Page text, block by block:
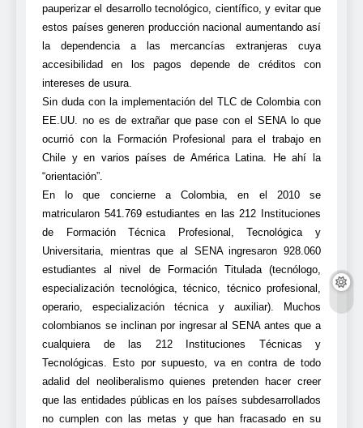
pauperizar el desarrollo tecnológico, científico, y evitar que
estos países generen producción nacional aumentando así
la dependencia a las mercancías extranjeras cuya
accesibilidad en los pagos depende de créditos con
intereses de usura.
Sin duda con la implementación del TLC de Colombia con
EE.UU. no es de extrañar que pase con el SENA lo que
ocurrió con la Formación Profesional para el trabajo en
Chile y en varios países de América Latina. He ahí la
“orientación”.
En lo que concierne a Colombia, en el 2010 se
matricularon 541.769 estudiantes en las 212 Instituciones
de Formación Técnica Profesional, Tecnológica y
Universitaria, mientras que al SENA ingresaron 928.060
estudiantes al nivel de Formación Titulada (tecnólogo,
especialización tecnológica, técnico, técnico profesional,
operario, especialización técnica y auxiliar). Muchos
colombianos se inclinan por ingresar al SENA antes que a
cualquiera de las 212 Instituciones Técnicas y
Tecnológicas. Esto por supuesto, va en contra de todo
adalid del neoliberalismo quienes pretenden hacer creer
que las entidades públicas en los países subdesarrollados
no cumplen con las metas y que han fracasado en su